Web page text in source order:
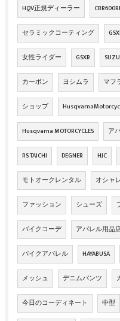
HQV正規ディーラー
セラミックコーティング
女性ライダー GSXR
カーボン ヨシムラ マフ
ショップ
Husqvarna MOTORCYCLES ア
RS TAICHI DEGNER HJC
モトオークレンタル オシャ
ファッション シューズ
バイクコーデ アパレル用品
バイクアパレル HAYABUSA
メッシュ デニムパンツ
今日のコーディネート 中型